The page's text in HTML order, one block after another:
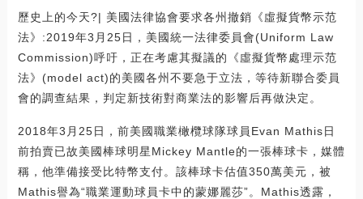
歷史上的今天?| 美國法律協會要求各州撤銷《虛擬貨幣示范
法》:2019年3月25日，美國統一法律委員會(Uniform Law
Commission)呼吁，正在考慮其擬議的《虛擬貨幣處理示范
法》(model act)的美國各州不要急于立法，等待新聯合委員
會的調查結果，判定新技術對商業法的影響后再做決定。
2018年3月25日，前美國職業橄欖球隊球員Evan Mathis日
前拍賣已故美國棒球明星Mickey Mantle的一張棒球卡，媒體
稱，他準備接受比特幣支付。該棒球卡估值350萬美元，被
Mathis譽為“職業運動球員卡中的蒙娜麗莎”。Mathis透露，